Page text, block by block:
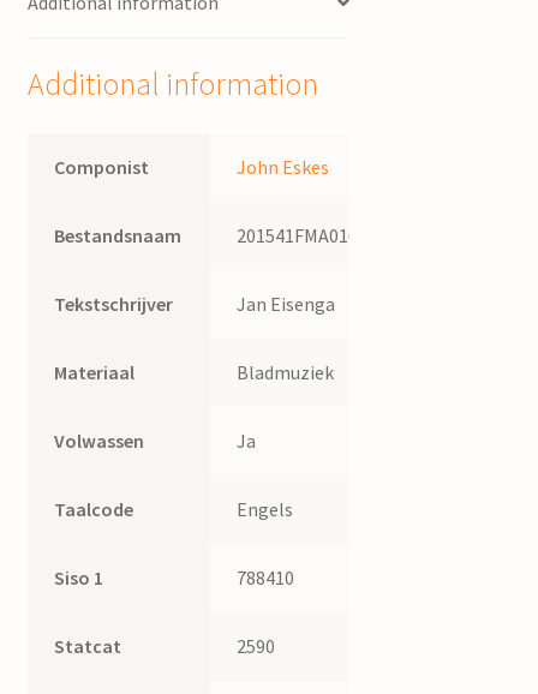
Additional information
Componist John Eskes
Bestandsnaam 201541FMA016
Tekstschrijver Jan Eisenga
Materiaal Bladmuziek
Volwassen Ja
Taalcode Engels
Siso 1 788410
Statcat 2590